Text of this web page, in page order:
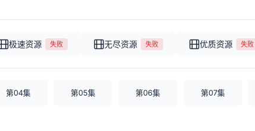
极速资源 失败 无尽资源 失败 优质资源 失败
第04集 第05集 第06集 第07集